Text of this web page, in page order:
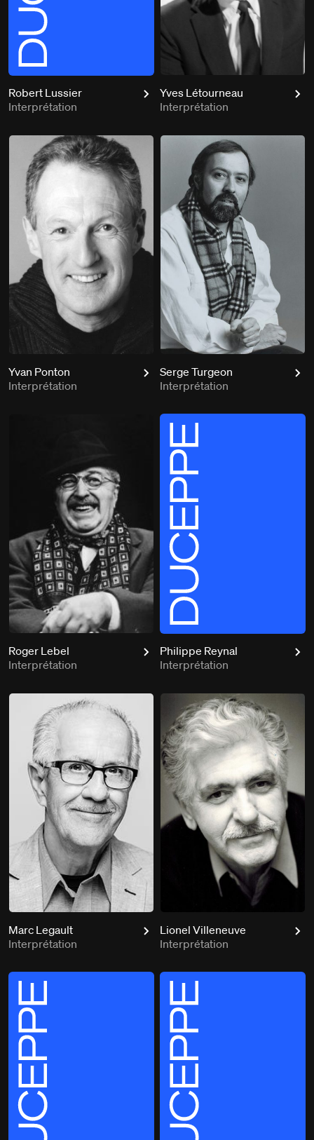
Robert Lussier
Interprétation
Yves Létourneau
Interprétation
Yvan Ponton
Interprétation
Serge Turgeon
Interprétation
Roger Lebel
Interprétation
Philippe Reynal
Interprétation
Marc Legault
Interprétation
Lionel Villeneuve
Interprétation